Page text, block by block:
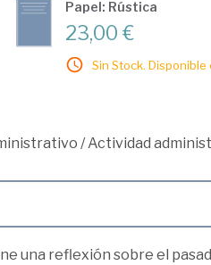
Papel: Rústica
23,00 €
Sin Stock. Disponible
/Actividad
una reflexión sobre el